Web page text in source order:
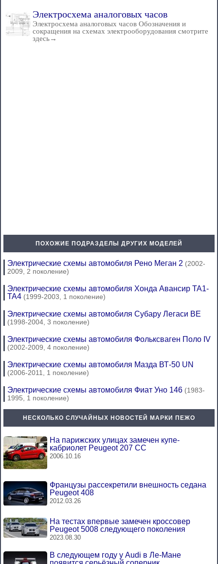
Электросхема аналоговых часов
Электросхема аналоговых часов Обозначения и
сокращения на схемах электрооборудования смотрите
здесь→
ПОХОЖИЕ ПОДРАЗДЕЛЫ ДРУГИХ МОДЕЛЕЙ
Электрические схемы автомобиля Рено Меган 2 (2002-
2009, 2 поколение)
Электрические схемы автомобиля Хонда Авансир ТА1-
ТА4 (1999-2003, 1 поколение)
Электрические схемы автомобиля Субару Легаси BE
(1998-2004, 3 поколение)
Электрические схемы автомобиля Фольксваген Поло IV
(2002-2009, 4 поколение)
Электрические схемы автомобиля Мазда ВТ-50 UN
(2006-2011, 1 поколение)
Электрические схемы автомобиля Фиат Уно 146 (1983-
1995, 1 поколение)
НЕСКОЛЬКО СЛУЧАЙНЫХ НОВОСТЕЙ МАРКИ ПЕЖО
На парижских улицах замечен купе-
кабриолет Peugeot 207 CC
2006.10.16
Французы рассекретили внешность седана
Peugeot 408
2012.03.26
На тестах впервые замечен кроссовер
Peugeot 5008 следующего поколения
2023.08.30
В следующем году у Audi в Ле-Мане